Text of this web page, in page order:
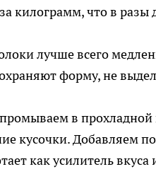
килограмм, что в
лучше всего
форму, не
в
кусочки. Добавляем
как усилитель